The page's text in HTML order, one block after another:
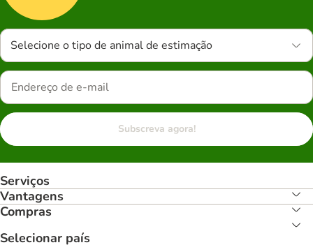
Selecione o tipo de animal de estimação
Subscreva agora!
Serviços
Vantagens
Compras
Selecionar país